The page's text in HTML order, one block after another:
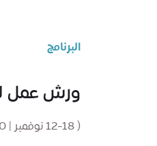
البرنامج
ورش عمل
( 12-18 نوفمبر | 17:00 - 21:00 | للأعمار من 3 إلى 10 سنوات | المكان: دار الفنون، الطابق الأرضي)